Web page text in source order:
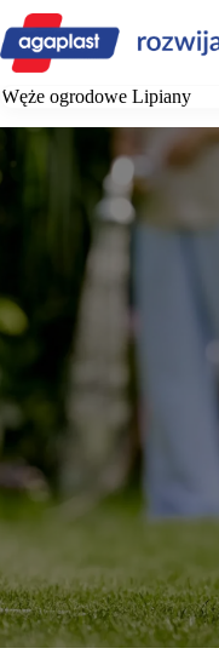
Przejdź
do
treści
Węże ogrodowe Lipiany